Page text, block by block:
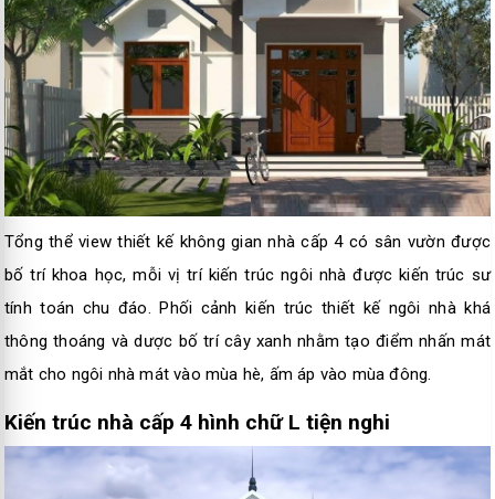
Tổng thể view thiết kế không gian nhà cấp 4 có sân vườn được
bố trí khoa học, mỗi vị trí kiến trúc ngôi nhà được kiến trúc sư
tính toán chu đáo. Phối cảnh kiến trúc thiết kế ngôi nhà khá
thông thoáng và dược bố trí cây xanh nhằm tạo điểm nhấn mát
mắt cho ngôi nhà mát vào mùa hè, ấm áp vào mùa đông.
Kiến trúc nhà cấp 4 hình chữ L tiện nghi